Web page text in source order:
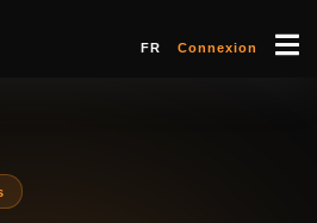
FR Connexion